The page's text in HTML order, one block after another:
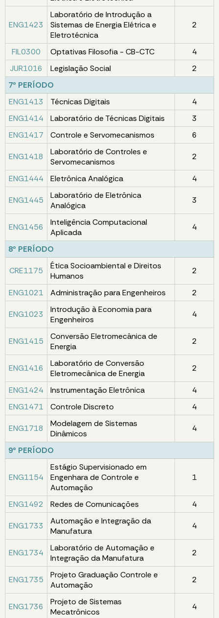
ENG1423
Laboratório de Introdução a
Sistemas de Energia Elétrica e
Eletrotécnica
2
FIL0300 Optativas Filosofia - CB-CTC
4
JUR1016
Legislação Social
2
7º PERÍODO
ENG1413
Técnicas Digitais
4
ENG1414
Laboratório de Técnicas Digitais
3
ENG1417
Controle e Servomecanismos 6
ENG1418
Laboratório de Controles e
Servomecanismos
2
ENG1444 Eletrônica Analógica 4
ENG1445
Laboratório de Eletrônica
Analógica
3
ENG1456
Inteligência Computacional
Aplicada
4
8º PERÍODO
CRE1175
Ética Socioambiental e Direitos
Humanos
2
ENG1021 Administração para Engenheiros 2
ENG1023
Introdução à Economia para
Engenheiros
4
ENG1415
Conversão Eletromecânica de
Energia
2
ENG1416
Laboratório de Conversão
Eletromecânica de Energia
2
ENG1424 Instrumentação Eletrônica
4
ENG1471
Controle Discreto 4
ENG1718
Modelagem de Sistemas
Dinâmicos
4
9º PERÍODO
ENG1154
Estágio Supervisionado em
Engenhara de Controle e
Automação
1
ENG1492 Redes de Comunicações 4
ENG1733
Automação e Integração da
Manufatura
4
ENG1734
Laboratório de Automação e
Integração da Manufatura
2
ENG1735
Projeto Graduação Controle e
Automação
2
ENG1736
Projeto de Sistemas
Mecatrônicos
4